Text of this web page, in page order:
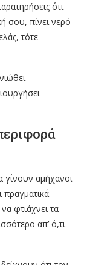
ότι
σου, πίνει νερό
τότε
γίνουν αμήχανοι
φτιάχνει τα
απ’ ό,τι